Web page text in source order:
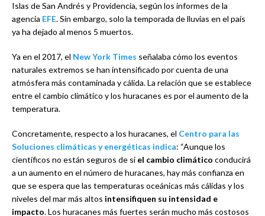
Islas de San Andrés y Providencia, según los informes de la
agencia EFE. Sin embargo, solo la temporada de lluvias en el país
ya ha dejado al menos 5 muertos.
Ya en el 2017, el New York Times señalaba cómo los eventos
naturales extremos se han intensificado por cuenta de una
atmósfera más contaminada y cálida. La relación que se establece
entre el cambio climático y los huracanes es por el aumento de la
temperatura.
Concretamente, respecto a los huracanes, el Centro para las
Soluciones climáticas y energéticas indica: “Aunque los
científicos no están seguros de si el cambio climático conducirá
a un aumento en el número de huracanes, hay más confianza en
que se espera que las temperaturas oceánicas más cálidas y los
niveles del mar más altos intensifiquen su intensidad e
impacto. Los huracanes más fuertes serán mucho más costosos